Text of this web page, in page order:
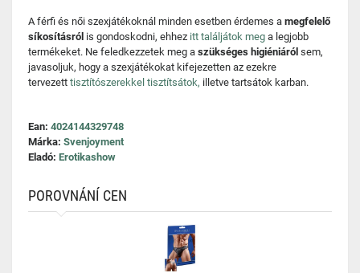
A férfi és női szexjátékoknál minden esetben érdemes a megfelelő
síkosításról is gondoskodni, ehhez itt találjátok meg a legjobb
termékeket. Ne feledkezzetek meg a szükséges higiéniáról sem,
javasoljuk, hogy a szexjátékokat kifejezetten az ezekre
tervezett tisztítószerekkel tisztítsátok, illetve tartsátok karban.
Ean: 4024144329748
Márka: Svenjoyment
Eladó: Erotikashow
POROVNÁNÍ CEN